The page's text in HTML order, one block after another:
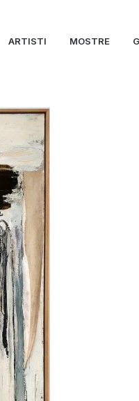
ARTISTI MOSTRE